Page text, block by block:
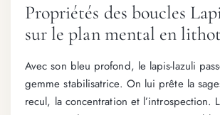
Propriétés des boucles
sur le plan mental en
Avec son bleu profond, le lapis-lazuli
gemme stabilisatrice. On lui prête la
recul, la concentration et l’introspection.